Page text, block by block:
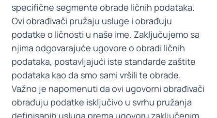
specifične segmente obrade ličnih podataka.
Ovi obrađivači pružaju usluge i obrađuju
podatke o ličnosti u naše ime. Zaključujemo sa
njima odgovarajuće ugovore o obradi ličnih
podataka, postavljajući iste standarde zaštite
podataka kao da smo sami vršili te obrade.
Važno je napomenuti da ovi ugovorni obrađivači
obrađuju podatke isključivo u svrhu pružanja
definisanih usluga prema ugovoru zaključenim